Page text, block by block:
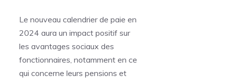
Le nouveau calendrier de paie en
2024 aura un impact positif sur
les avantages sociaux des
fonctionnaires, notamment en ce
qui concerne leurs pensions et